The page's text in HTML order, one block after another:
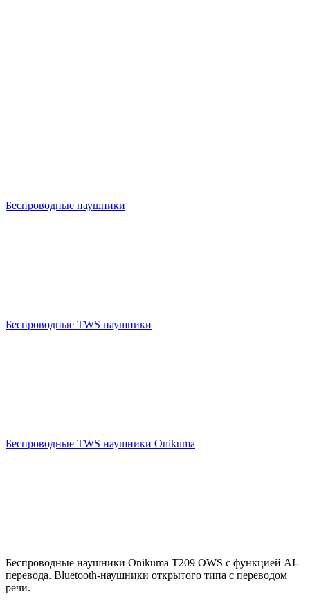
Беспроводные наушники
Беспроводные TWS наушники
Беспроводные TWS наушники Onikuma
Беспроводные наушники Onikuma T209 OWS с функцией AI-
перевода. Bluetooth-наушники открытого типа с переводом
речи.